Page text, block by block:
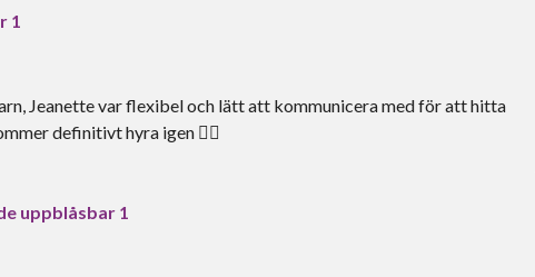
1
Jeanette var flexibel och lätt att kommunicera med för att hitta
definitivt hyra igen 👌🏼
uppblåsbar 1